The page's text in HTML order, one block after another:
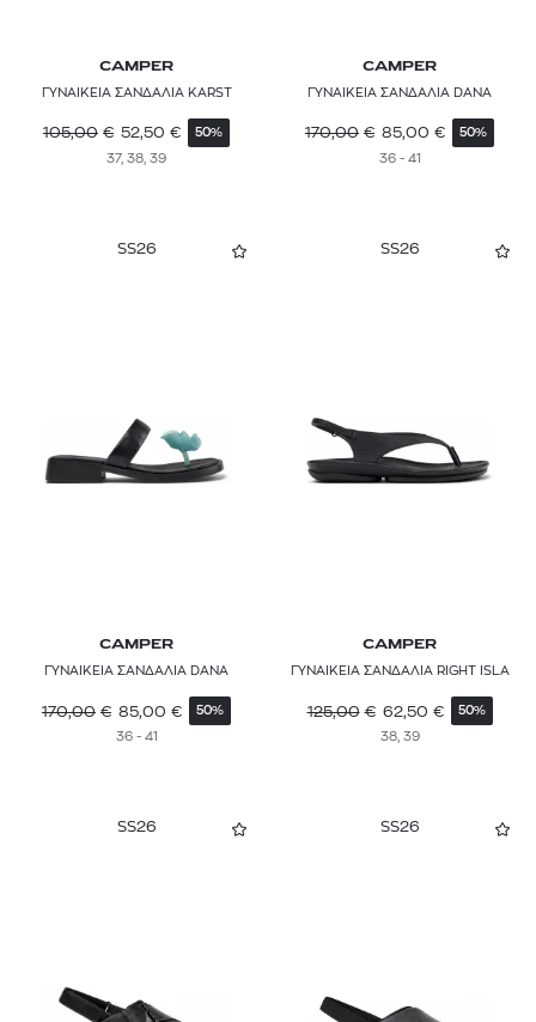
CAMPER
ΓΥΝΑΙΚΕΙΑ ΣΑΝΔΑΛΙΑ KARST
105,00 € 52,50 € 50%
37, 38, 39
CAMPER
ΓΥΝΑΙΚΕΙΑ ΣΑΝΔΑΛΙΑ DANA
170,00 € 85,00 € 50%
36 - 41
SS26
CAMPER
ΓΥΝΑΙΚΕΙΑ ΣΑΝΔΑΛΙΑ DANA
170,00 € 85,00 € 50%
36 - 41
SS26
CAMPER
ΓΥΝΑΙΚΕΙΑ ΣΑΝΔΑΛΙΑ RIGHT ISLA
125,00 € 62,50 € 50%
38, 39
SS26 SS26